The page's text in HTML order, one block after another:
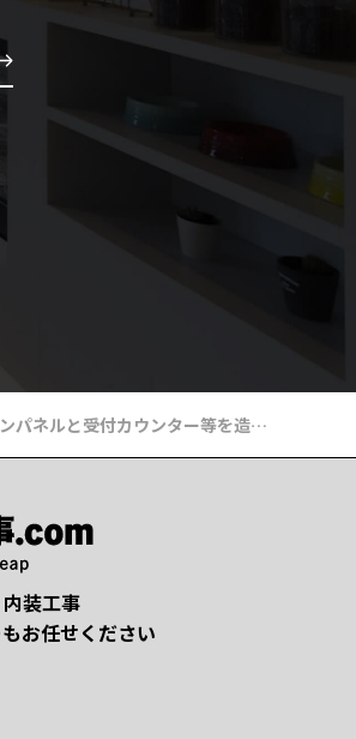
居抜き物件でサインパネルと受付カウンター等を造作した加圧スタジオの店舗内装
装工事
お任せください